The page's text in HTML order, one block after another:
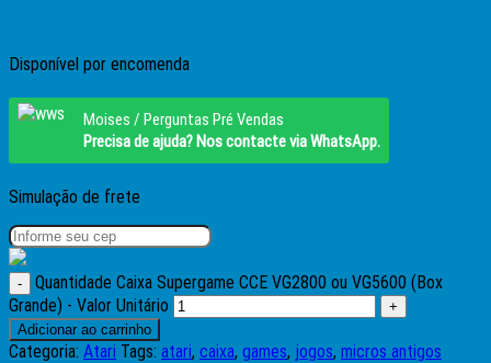
Disponível por encomenda
Moises / Perguntas Pré Vendas
Precisa de ajuda? Nos contacte via WhatsApp.
Simulação de frete
Quantidade Caixa Supergame CCE VG2800 ou VG5600 (Box
Grande) - Valor Unitário
Adicionar ao carrinho
Categoria: Atari Tags: atari, caixa, games, jogos, micros antigos